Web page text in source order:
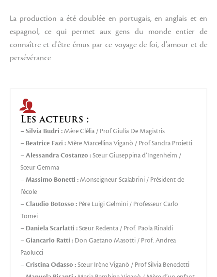
La production a été doublée en portugais, en anglais et en
espagnol, ce qui permet aux gens du monde entier de
connaître et d'être émus par ce voyage de foi, d'amour et de
persévérance.
Les acteurs :
–Silvia Budri :Mère Clélia / Prof Giulia De Magistris
– Beatrice Fazi :Mère Marcellina Viganò / Prof Sandra Proietti
–Alessandra Costanzo :Sœur Giuseppina d’Ingenheim /
Sœur Gemma
–Massimo Bonetti :Monseigneur Scalabrini / Président de
l’école
–Claudio Botosso : Père Luigi Gelmini / Professeur Carlo
Tomei
– Daniela Scarlatti :Sœur Redenta / Prof. Paola Rinaldi
–Giancarlo Ratti : Don Gaetano Masotti / Prof. Andrea
Paolucci
–Cristina Odasso :Sœur Irène Viganò / Prof Silvia Benedetti